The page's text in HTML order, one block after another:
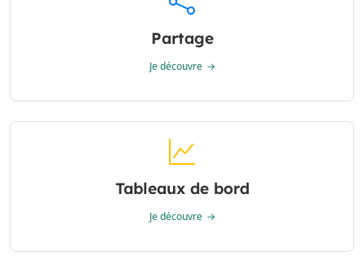
Partage
Je découvre
Tableaux de bord
Je découvre